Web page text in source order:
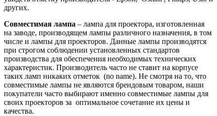
других.
Совместимая лампа – лампа для проектора, изготовленная
на заводе, производящем лампы различного назначения, в том
числе и лампы для проекторов. Данные лампы производятся
при строгом соблюдении установленных стандартов
производства для обеспечения необходимых технических
характеристик. Производитель часто не ставит на корпусе
таких ламп никаких отметок (no name). Не смотря на то, что
совместимые лампы не являются брендовым товаром, наши
покупатели часто выбирают именно совместимые лампы для
своих проекторов за оптимальное сочетание их цены и
качества.